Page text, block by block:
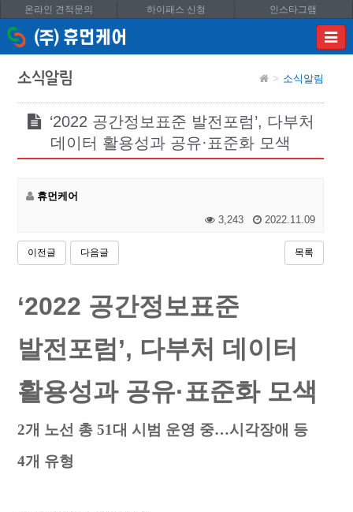
온라인 견적문의 하이패스 신청 인스타그램
이메
입력
소식알림 소식알림
‘2022 공간정보표준 발전포럼’, 다부처
데이터 활용성과 공유·표준화 모색
휴먼케어
3,243
2022.11.09
이전글 다음글 목록
‘2022 공간정보표준
발전포럼’, 다부처 데이터
활용성과 공유·표준화 모색
2개 노선 총 51대 시범 운영 중…시각장애 등
4개 유형